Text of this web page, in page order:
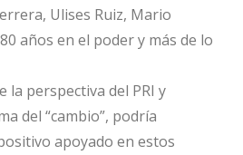
Ulises Ruiz, Mario
años en el poder y más de lo
la perspectiva del PRI y
del “cambio”, podría
apoyado en estos